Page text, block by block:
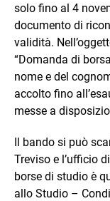
solo fino al 4
documento di
validità.
“Domanda di
nome e del
accolto fino
messe a
Il bando si può
Treviso e l’ufficio
borse di studio è
allo Studio –